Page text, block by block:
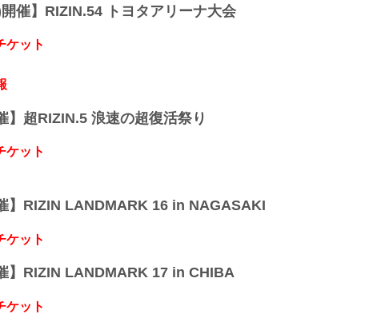
開催】RIZIN.54 トヨタアリーナ大会
ケット
】超RIZIN.5 浪速の超復活祭り
ケット
】RIZIN LANDMARK 16 in NAGASAKI
ケット
】RIZIN LANDMARK 17 in CHIBA
ケット